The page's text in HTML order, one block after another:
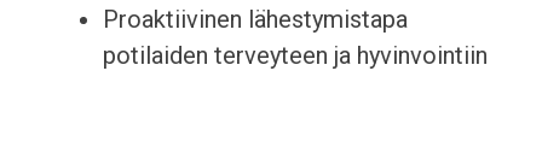
Proaktiivinen lähestymistapa
potilaiden terveyteen ja hyvinvointiin